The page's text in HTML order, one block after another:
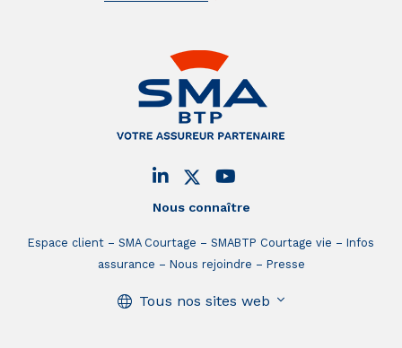
Nous connaître
Espace client SMA Courtage SMABTP Courtage vie
Infos
assurance
Nous rejoindre Presse
Tous nos sites web